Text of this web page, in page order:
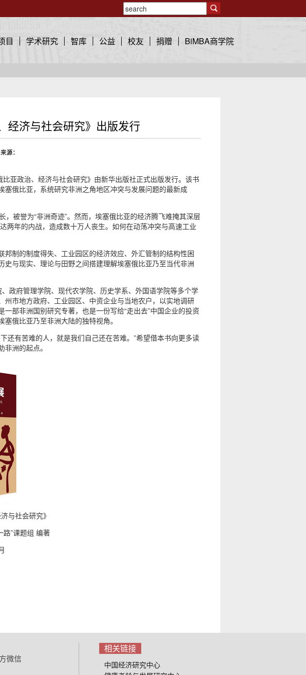
目 学术研究 智库 公益 校友 捐赠 BiMBA商学院
经济与社会研究》出版发行
源：
亚政治、经济与社会研究》由新华出版社正式出版发行。该书
俄比亚，系统研究非洲之角地区冲突与发展问题的最新成
被誉为“非洲奇迹”。然而，埃塞俄比亚的经济腾飞难掩其深层
两年的内战，造成数十万人丧生。如何在动荡冲突与高速工业
制的制度得失、工业园区的经济效应、外汇管制的结构性困
与现实、理论与田野之间搭建理解埃塞俄比亚乃至当代非洲
政府管理学院、现代农学院、历史学系、外国语学院等多个学
市地方政府、工业园区、中资企业与当地农户，以实地调研
部非洲国别研究专著，也是一份写给“走出去”中国企业的投资
俄比亚乃至非洲大陆的独特视角。
还有苦难的人，就是我们自己还在苦难。”希望借本书向更多读
洲的起点。
与社会研究》
路”课题组 编著
微信
相关链接
中国经济研究中心